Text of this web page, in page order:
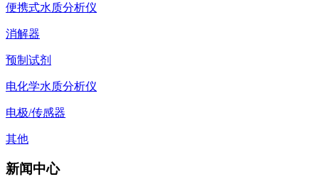
便携式水质分析仪
消解器
预制试剂
电化学水质分析仪
电极/传感器
其他
新闻中心